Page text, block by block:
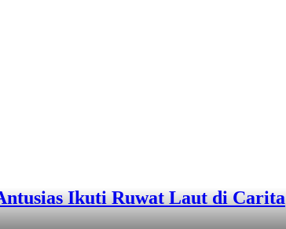
Ikuti Ruwat Laut di Carita